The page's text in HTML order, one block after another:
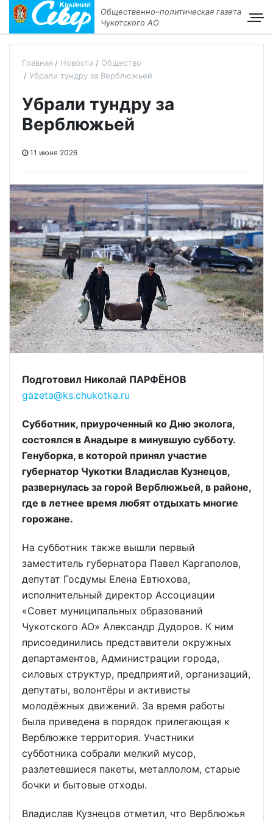
Общественно–политическая газета
Чукотского АО
Главная Новости
Общество
Убрали тундру за Верблюжьей
Убрали тундру за
Верблюжьей
11 июня 2026
Подготовил Николай ПАРФЁНОВ
gazeta@ks.chukotka.ru
Субботник, приуроченный ко Дню эколога,
состоялся в Анадыре в минувшую субботу.
Генуборка, в которой принял участие
губернатор Чукотки Владислав Кузнецов,
развернулась за горой Верблюжьей, в районе,
где в летнее время любят отдыхать многие
горожане.
На субботник также вышли первый
заместитель губернатора Павел Каргаполов,
депутат Госдумы Елена Евтюхова,
исполнительный директор Ассоциации
«Совет муниципальных образований
Чукотского АО» Александр Дудоров. К ним
присоединились представители окружных
департаментов, Администрации города,
силовых структур, предприятий, организаций,
депутаты, волонтёры и активисты
молодёжных движений. За время работы
была приведена в порядок прилегающая к
Верблюжке территория. Участники
субботника собрали мелкий мусор,
разлетевшиеся пакеты, металлолом, старые
бочки и бытовые отходы.
Владислав Кузнецов отметил, что Верблюжья